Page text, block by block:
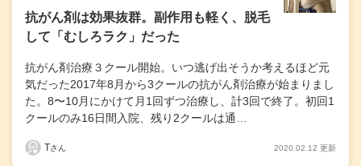
抗がん剤は効果抜群。副作用も軽く、脱毛
して「むしろラク」だった
抗がん剤治療３クール開始。いつ逃げ出そうか考えるほど元
気だった2017年8月から3クールの抗がん剤治療が始まりまし
た。8〜10月にかけて月1回ずつ治療し、計3回で終了。初回1
クールのみ16日間入院、残り2クールは通…
Tさん 2020.02.12 更新